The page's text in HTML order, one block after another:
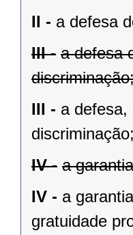
II - a defesa
III - a defesa
III - a defesa,
discriminação;
IV - a
IV - a
gratuidade